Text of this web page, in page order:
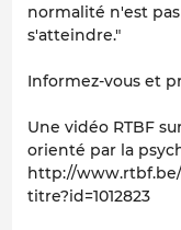
normalité n'est
s'atteindre."
Informez-vous et
Une vidéo RTBF
orienté par la
http://www.rtbf.be/
titre?id=1012823